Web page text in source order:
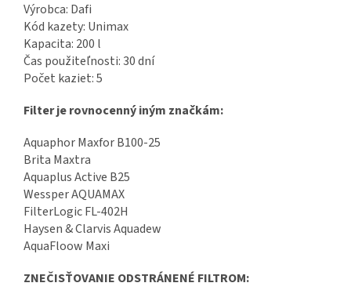
Výrobca: Dafi
Kód kazety: Unimax
Kapacita: 200 l
Čas použiteľnosti: 30 dní
Počet kaziet: 5
Filter je rovnocenný iným značkám:
Aquaphor Maxfor B100-25
Brita Maxtra
Aquaplus Active B25
Wessper AQUAMAX
FilterLogic FL-402H
Haysen & Clarvis Aquadew
AquaFloow Maxi
ZNEČISŤOVANIE ODSTRÁNENÉ FILTROM: